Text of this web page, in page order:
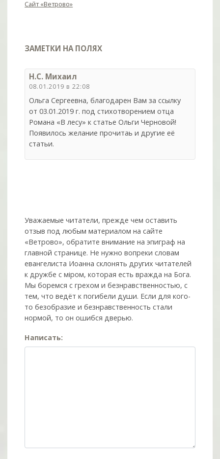
Сайт «Ветрово»
ЗАМЕТКИ НА ПОЛЯХ
Н.С. Михаил
08.01.2019 в 22:08
Ольга Сергеевна, благодарен Вам за ссылку
от 03.01.2019 г. под стихотворением отца
Романа «В лесу» к статье Ольги Черновой!
Появилось желание прочитаь и другие её
статьи.
Уважаемые читатели, прежде чем оставить
отзыв под любым материалом на сайте
«Ветрово», обратите внимание на эпиграф на
главной странице. Не нужно вопреки словам
евангелиста Иоанна склонять других читателей
к дружбе с мiром, которая есть вражда на Бога.
Мы боремся с грехом и без­нрав­ствен­ностью, с
тем, что ведёт к погибели души. Если для кого-
то безобразие и безнравственность стали
нормой, то он ошибся дверью.
Написать: